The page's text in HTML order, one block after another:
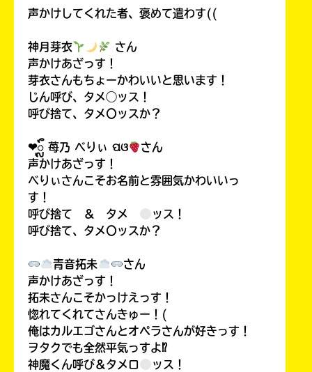
声かけしてくれた者、褒めて遣わす((
神月芽衣
さん
声かけあざっす！
芽衣さんもちょーかわいいと思います！
じん呼び、タメ◯ッス！
呼び捨て、タメ〇ッスか？
❤︎ᬼ 苺乃 べりぃ ପଓ
さん
声かけあざっす！
べりぃさんこそお名前と雰囲気かわいいっ
す！
呼び捨て ＆ タメ
ッス！
呼び捨て、タメ〇ッスか？
青音拓未
さん
声かけあざっす！
拓未さんこそかっけえっす！
惚れてくれてさんきゅー！(
俺はカルエゴさんとオペラさんが好きっす！
ヲタクでも全然平気っすよ⁉
神魔くん呼び＆タメロ
ッス！